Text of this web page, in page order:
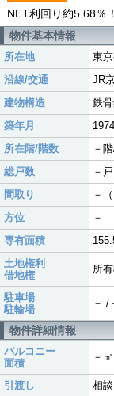
NET利回り約5.68％
物件基本情報
所在地
東
沿線/交通
JR
建物構造
鉄
築年月
所在階/階数
－
総戸数
－戸
間取り
－（
方位
－
専有面積
土地権利
借地権
所
駐車場
駐輪場
－ /
物件詳細情報
バルコニー
面積
－㎡
引渡し
相談